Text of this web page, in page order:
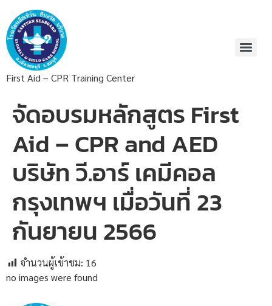
First Aid – CPR Training Center
จัดอบรมหลักสูตร First
Aid – CPR and AED
บริษัท วี.อาร์ เคมีคอล
กรุงเทพฯ เมื่อวันที่ 23
กันยายน 2566
จำนวนผู้เข้าชม: 16
no images were found